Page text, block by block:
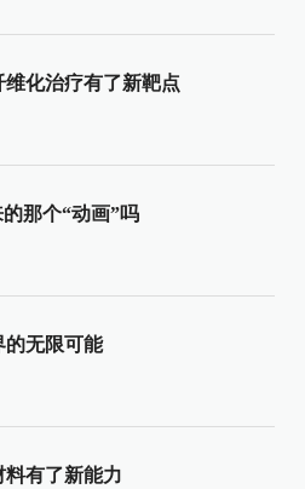
化治疗有了新靶点
那个“动画”吗
的无限可能
有了新能力